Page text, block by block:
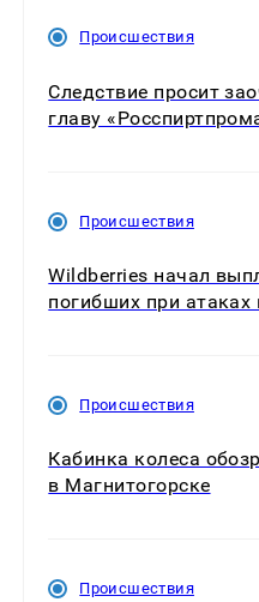
Происшествия
Следствие просит
главу
Происшествия
Wildberries начал
погибших при атаках
Происшествия
Кабинка колеса
в Магнитогорске
Происшествия